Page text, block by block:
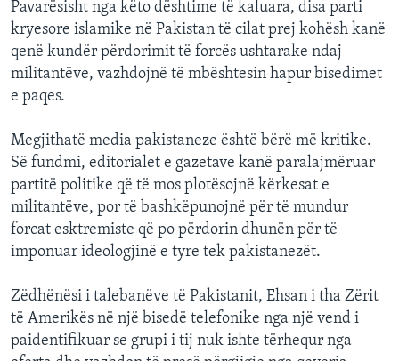
Pavarësisht nga këto dështime të kaluara, disa parti
kryesore islamike në Pakistan të cilat prej kohësh kanë
qenë kundër përdorimit të forcës ushtarake ndaj
militantëve, vazhdojnë të mbështesin hapur bisedimet
e paqes.
Megjithatë media pakistaneze është bërë më kritike.
Së fundmi, editorialet e gazetave kanë paralajmëruar
partitë politike që të mos plotësojnë kërkesat e
militantëve, por të bashkëpunojnë për të mundur
forcat esktremiste që po përdorin dhunën për të
imponuar ideologjinë e tyre tek pakistanezët.
Zëdhënësi i talebanëve të Pakistanit, Ehsan i tha Zërit
të Amerikës në një bisedë telefonike nga një vend i
paidentifikuar se grupi i tij nuk ishte tërhequr nga